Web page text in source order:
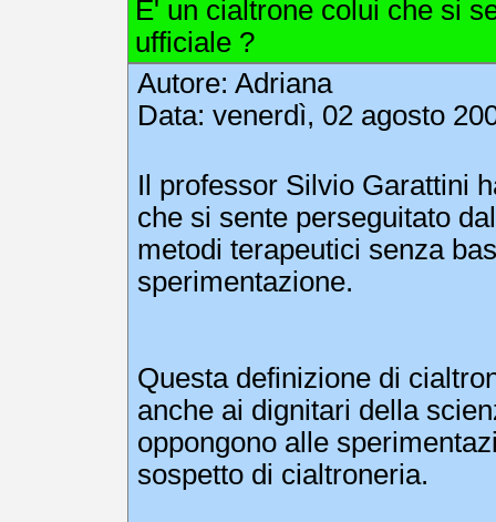
E' un cialtrone colui che si
ufficiale ?
Autore: Adriana
Data: venerdì, 02 agosto
Il professor Silvio Garattini
che si sente perseguitato
metodi terapeutici senza
sperimentazione.
Questa definizione di
anche ai dignitari della
oppongono alle
sospetto di cialtroneria.